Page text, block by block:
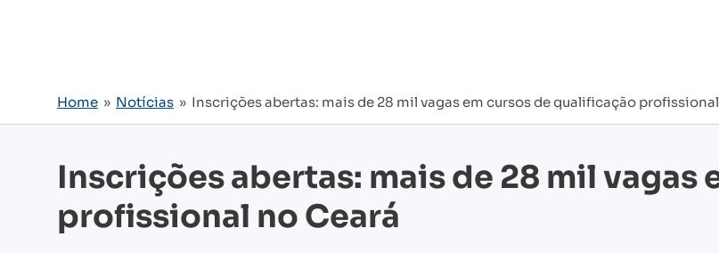
Home » Notícias » Inscrições abertas: mais de 28 mil vagas em cursos de qualificação
Inscrições abertas: mais de 28 mil vagas
profissional no Ceará